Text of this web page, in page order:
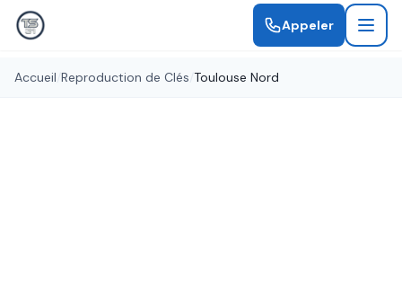
Appeler
Accueil Reproduction de Clés Toulouse Nord